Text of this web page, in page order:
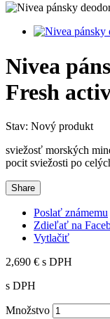
Nivea
Fresh
Stav: Nový produkt
sviežosť morských
pocit sviežosti po
Share
Poslať známemu
Zdieľať na
Vytlačiť
2,690 € s DPH
s DPH
Množstvo